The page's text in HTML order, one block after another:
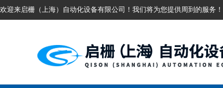
欢迎来启栅（上海）自动化设备有限公司！我们将为您提供周到的服务！